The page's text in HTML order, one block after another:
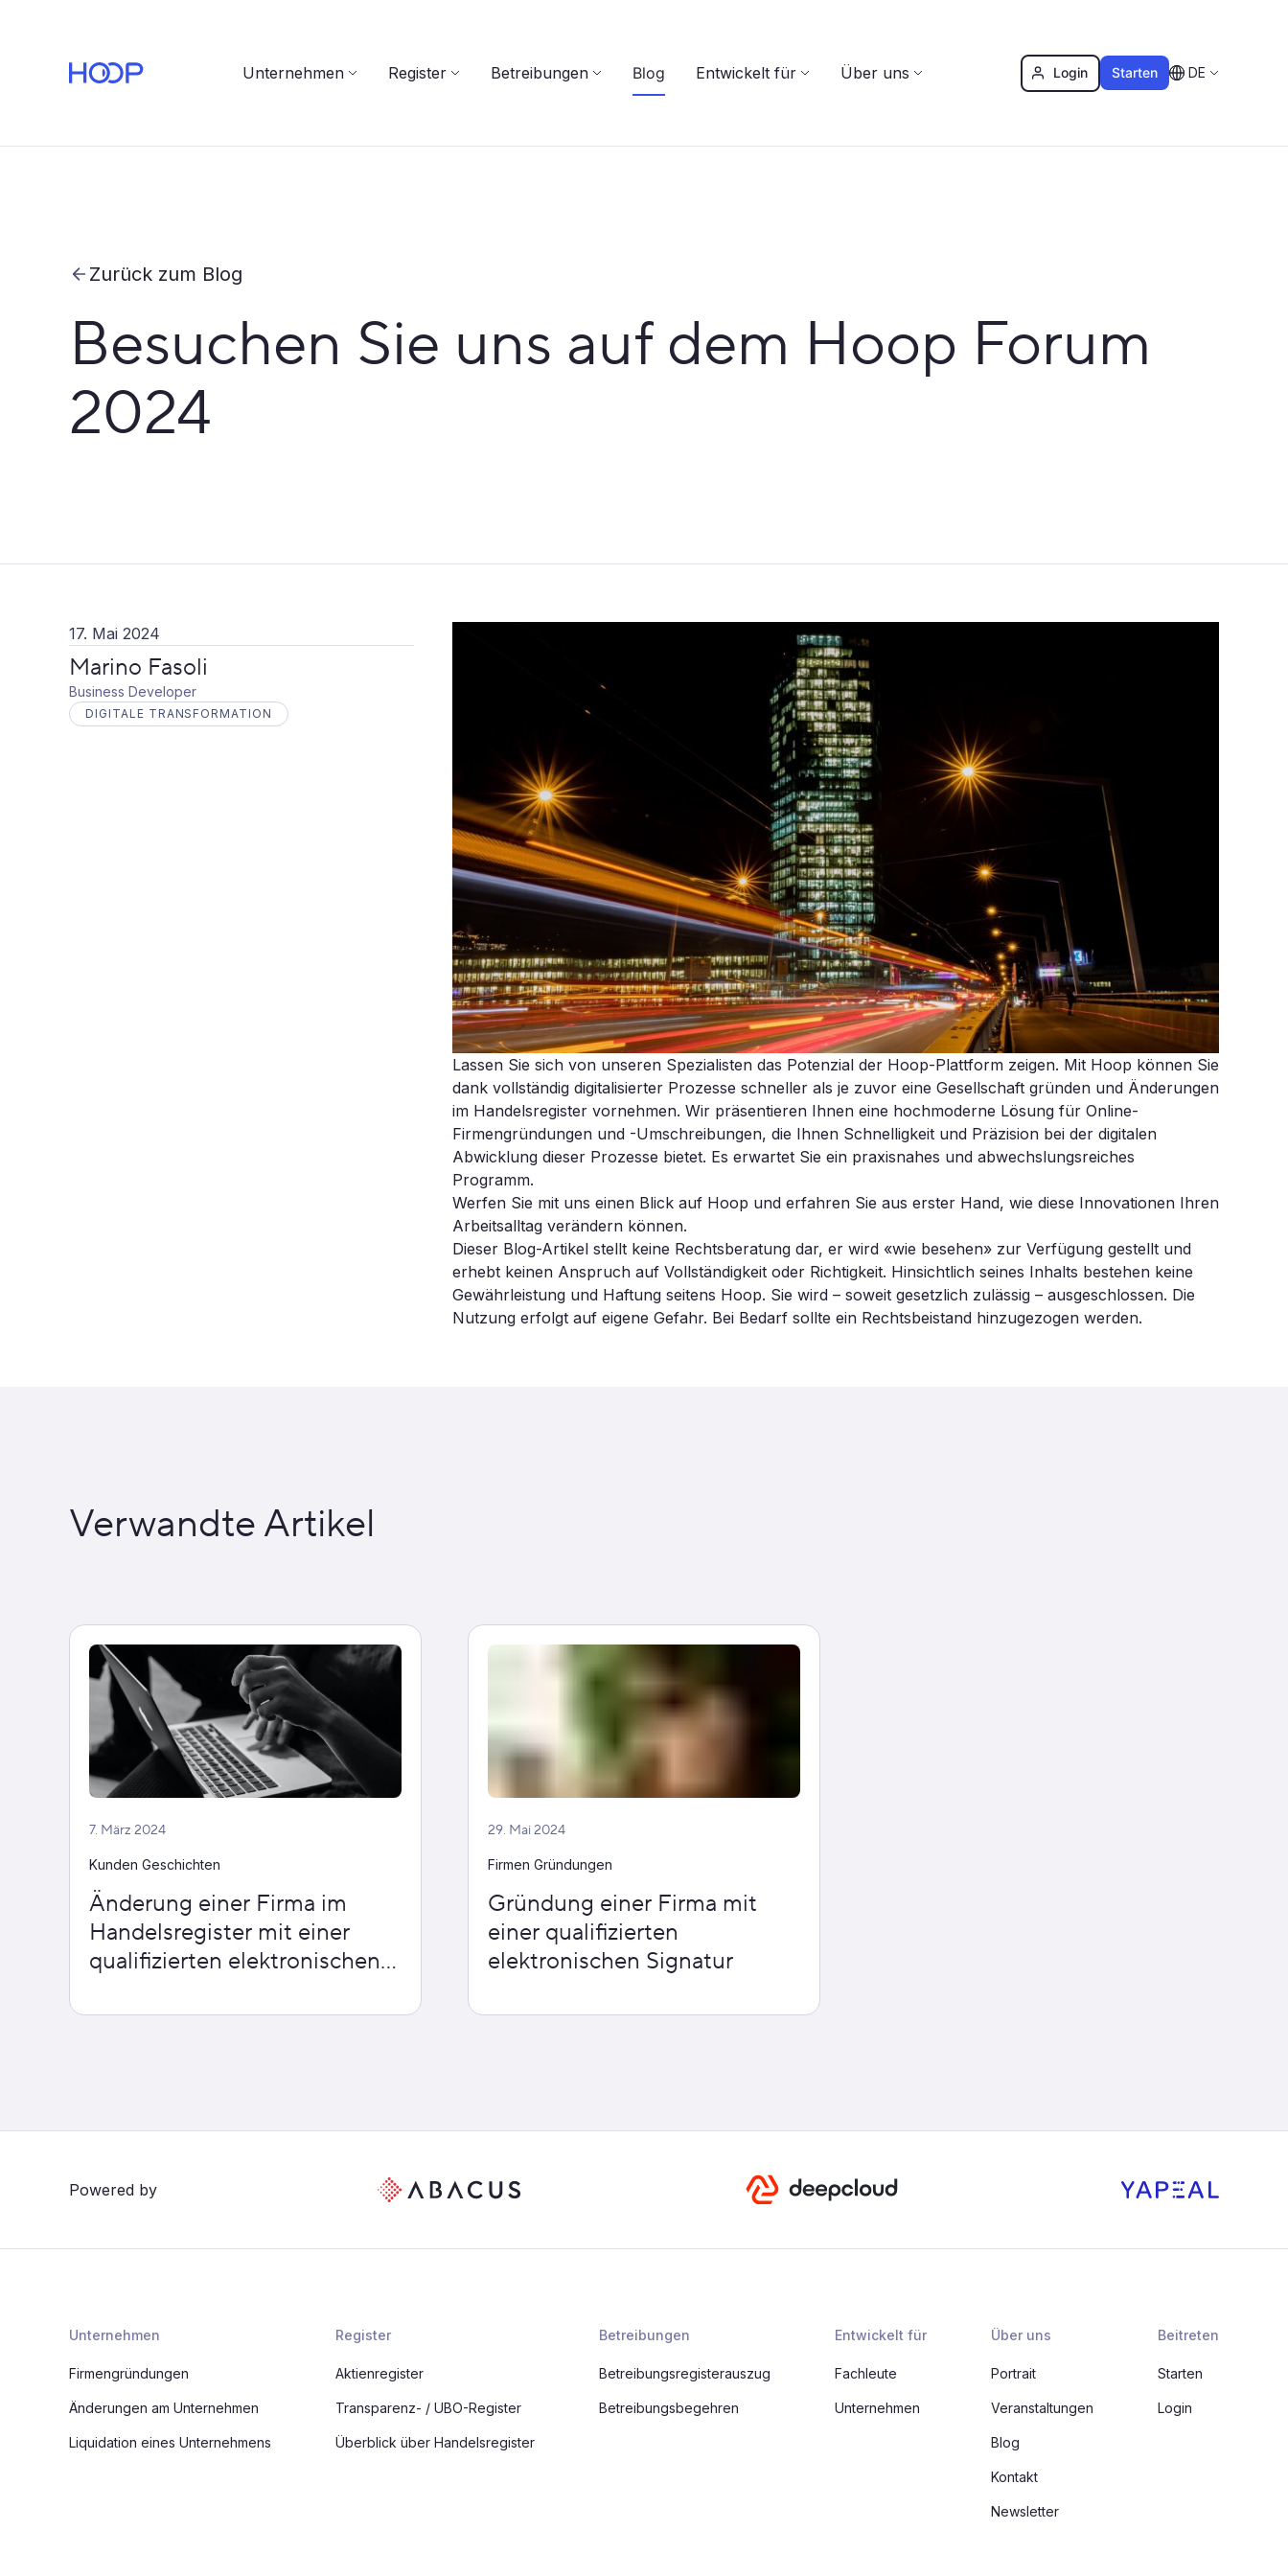
Unternehmen Register Betreibungen Blog Entwickelt für Über uns Login Starten DE
Zurück zum Blog
Besuchen Sie uns auf dem Hoop Forum
2024
17. Mai 2024
Marino Fasoli
Business Developer
DIGITALE TRANSFORMATION
Lassen Sie sich von unseren Spezialisten das Potenzial der Hoop-Plattform zeigen. Mit Hoop können Sie
dank vollständig digitalisierter Prozesse schneller als je zuvor eine Gesellschaft gründen und Änderungen
im Handelsregister vornehmen. Wir präsentieren Ihnen eine hochmoderne Lösung für Online-
Firmengründungen und -Umschreibungen, die Ihnen Schnelligkeit und Präzision bei der digitalen
Abwicklung dieser Prozesse bietet. Es erwartet Sie ein praxisnahes und abwechslungsreiches
Programm.
Werfen Sie mit uns einen Blick auf Hoop und erfahren Sie aus erster Hand, wie diese Innovationen Ihren
Arbeitsalltag verändern können.
Dieser Blog-Artikel stellt keine Rechtsberatung dar, er wird «wie besehen» zur Verfügung gestellt und
erhebt keinen Anspruch auf Vollständigkeit oder Richtigkeit. Hinsichtlich seines Inhalts bestehen keine
Gewährleistung und Haftung seitens Hoop. Sie wird – soweit gesetzlich zulässig – ausgeschlossen. Die
Nutzung erfolgt auf eigene Gefahr. Bei Bedarf sollte ein Rechtsbeistand hinzugezogen werden.
Verwandte Artikel
7. März 2024
Kunden Geschichten
Änderung einer Firma im
Handelsregister mit einer
qualifizierten elektronischen
29. Mai 2024
Firmen Gründungen
Gründung einer Firma mit
einer qualifizierten
elektronischen Signatur
Powered by
Unternehmen
Firmengründungen
Änderungen am Unternehmen
Liquidation eines Unternehmens
Register
Aktienregister
Transparenz- / UBO-Register
Überblick über Handelsregister
Betreibungen
Betreibungsregisterauszug
Betreibungsbegehren
Entwickelt für
Fachleute
Unternehmen
Über uns
Portrait
Veranstaltungen
Blog
Kontakt
Newsletter
Beitreten
Starten
Login